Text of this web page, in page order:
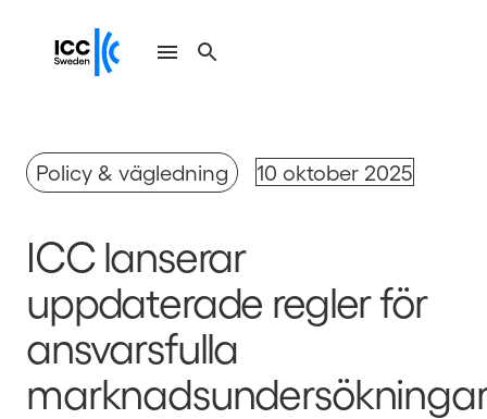
Policy & vägledning 10 oktober 2025
ICC lanserar
uppdaterade regler för
ansvarsfulla